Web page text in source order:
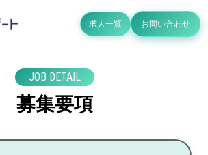
求人一覧 お問い合わせ
JOB DETAIL
募集要項